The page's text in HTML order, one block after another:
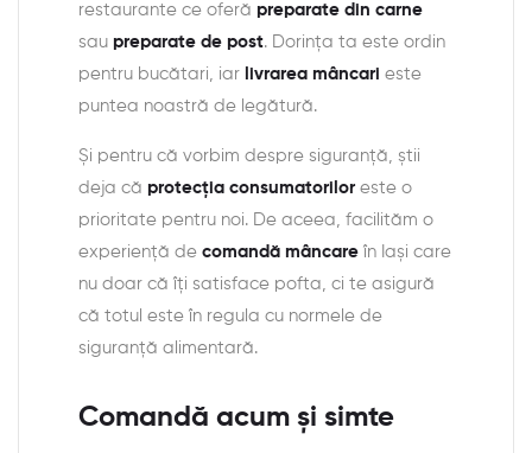
restaurante ce oferă preparate din carne
sau preparate de post. Dorința ta este ordin
pentru bucătari, iar
livrarea mâncari este
puntea noastră de legătură.
Și pentru că vorbim despre siguranță, știi
deja că protecția consumatorilor este o
prioritate pentru noi. De aceea, facilităm o
experiență de comandă mâncare în Iași care
nu doar că îți satisface pofta, ci te asigură
că totul este în regula cu normele de
siguranță alimentară.
Comandă acum și simte